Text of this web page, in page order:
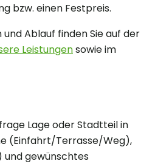
bzw. einen Festpreis.
und Ablauf finden Sie auf der
Leistungensowie im
Lage oder Stadtteil in
(Einfahrt/Terrasse/Weg),
und gewünschtes